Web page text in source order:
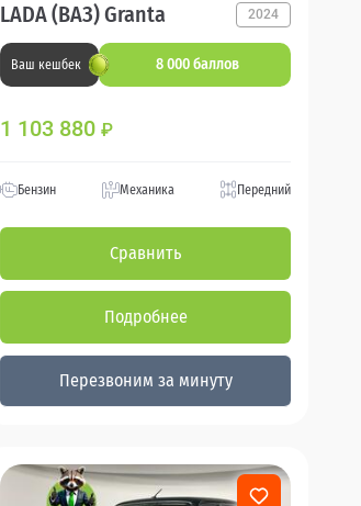
LADA (ВАЗ) Granta 2024
Ваш кешбек 8 000 баллов
1 103 880 ₽
Бензин Механика Передний
Сравнить
Подробнее
Перезвоним за минуту